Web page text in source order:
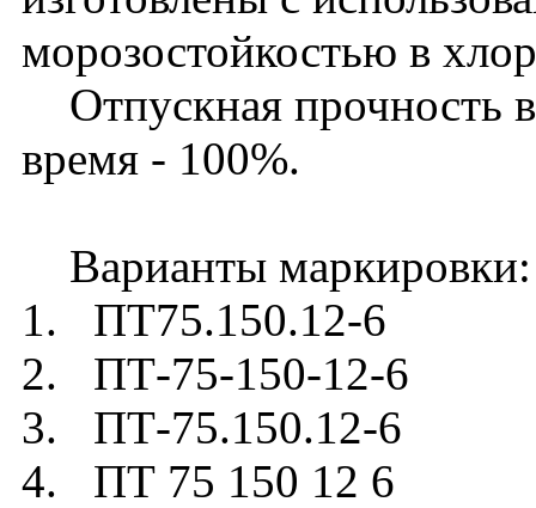
морозостойкостью в
Отпускная прочность
время - 100%.
Варианты маркировки:
1. ПТ75.150.12-6
2. ПТ-75-150-12-6
3. ПТ-75.150.12-6
4. ПТ 75 150 12 6